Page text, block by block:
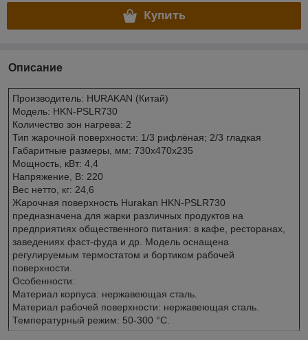
Купить
Описание
Производитель: HURAKAN (Китай)
Модель: HKN-PSLR730
Количество зон нагрева: 2
Тип жарочной поверхности: 1/3 рифлёная; 2/3 гладкая
Габаритные размеры, мм: 730x470x235
Мощность, кВт: 4,4
Напряжение, В: 220
Вес нетто, кг: 24,6
Жарочная поверхность Hurakan HKN-PSLR730
предназначена для жарки различных продуктов на
предприятиях общественного питания: в кафе, ресторанах,
заведениях фаст-фуда и др. Модель оснащена
регулируемым термостатом и бортиком рабочей
поверхности.
Особенности:
Материал корпуса: нержавеющая сталь.
Материал рабочей поверхности: нержавеющая сталь.
Температурный режим: 50-300 °С.